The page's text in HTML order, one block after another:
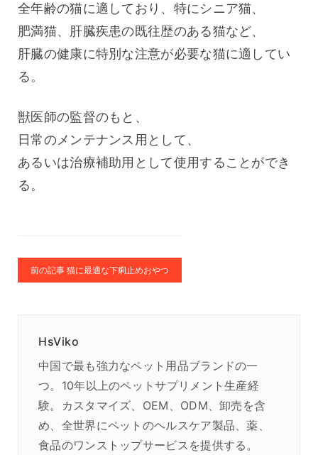
全年齢の猫に適しており、特にシニア猫、
肥満猫、肝臓疾患の既往歴のある猫など、
肝臓の健康に特別な注意が必要な猫に適してい
る。
獣医師の監督のもと、
日常のメンテナンス用として、
あるいは治療補助用として使用することができ
る。
前の記事 猫に最適な下痢止めおやつ
HsViko
中国で最も強力なペット用品ブランドの一
つ。10年以上のペットサプリメント生産経
験。カスタマイズ、OEM、ODM、卸売を含
め、全世界にペットのヘルスケア製品、薬、
食品のワンストップサービスを提供する。